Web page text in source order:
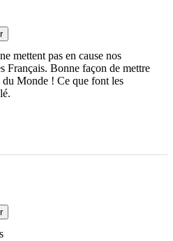
mettent pas en cause nos
Français. Bonne façon de mettre
Monde ! Ce que font les